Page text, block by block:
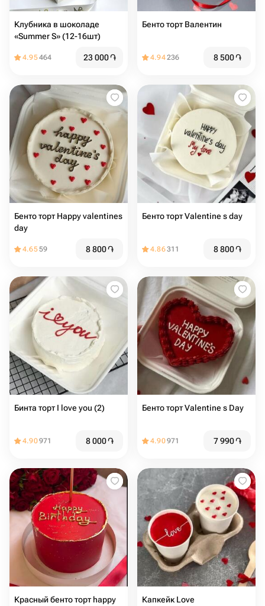
Клубника в шоколаде
«Summer S» (12-16шт)
4.95464 23 000֏
Бенто торт Валентин
4.94236 8 500֏
Бенто торт Happy valentines
day
4.6559 8 800֏
Бенто торт Valentine s day
4.86311 8 800֏
Бинта торт I love you (2)
4.90971 8 000֏
Бенто торт Valentine s Day
4.90971 7 990֏
Красный бенто торт happy Капкейк Love